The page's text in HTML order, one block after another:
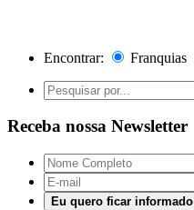
Encontrar: Franquias
Receba nossa Newsletter
Eu quero ficar informado